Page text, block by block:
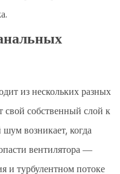
из нескольких разных
свой собственный слой к
возникает, когда
вентилятора —
и турбулентном потоке